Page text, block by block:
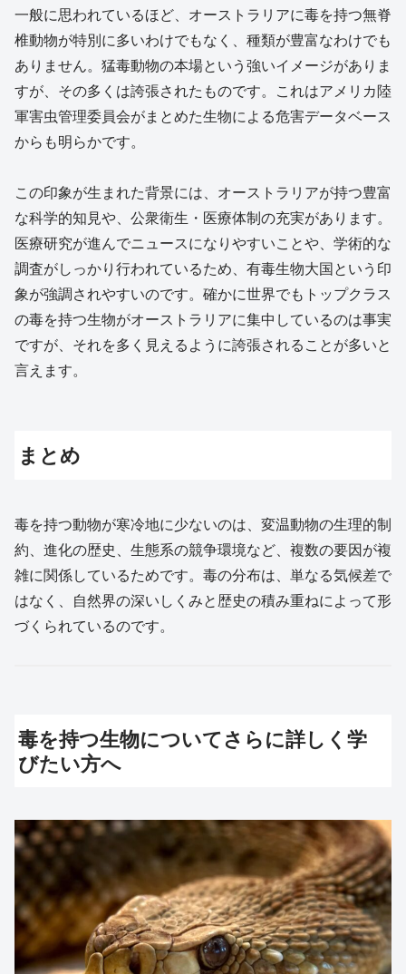
一般に思われているほど、オーストラリアに毒を持つ無脊
椎動物が特別に多いわけでもなく、種類が豊富なわけでも
ありません。猛毒動物の本場という強いイメージがありま
すが、その多くは誇張されたものです。これはアメリカ陸
軍害虫管理委員会がまとめた生物による危害データベース
からも明らかです。
この印象が生まれた背景には、オーストラリアが持つ豊富
な科学的知見や、公衆衛生・医療体制の充実があります。
医療研究が進んでニュースになりやすいことや、学術的な
調査がしっかり行われているため、有毒生物大国という印
象が強調されやすいのです。確かに世界でもトップクラス
の毒を持つ生物がオーストラリアに集中しているのは事実
ですが、それを多く見えるように誇張されることが多いと
言えます。
まとめ
毒を持つ動物が寒冷地に少ないのは、変温動物の生理的制
約、進化の歴史、生態系の競争環境など、複数の要因が複
雑に関係しているためです。毒の分布は、単なる気候差で
はなく、自然界の深いしくみと歴史の積み重ねによって形
づくられているのです。
毒を持つ生物についてさらに詳しく学
びたい方へ